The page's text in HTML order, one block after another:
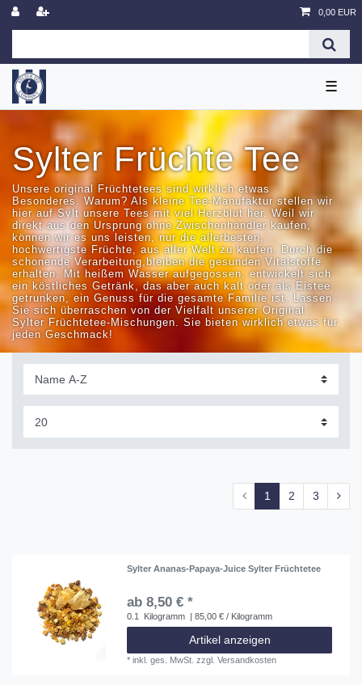
0,00 EUR
☰
Sylter Früchte Tee
Unsere original Früchtetees sind wirklich etwas
Besonderes. Warum? Als kleine Tee-Manufaktur stellen wir
hier auf Sylt unsere Tees mit viel Herzblut her. Weil wir
direkt aus den Ursprung ohne Zwischenhändler kaufen,
können wir es uns leisten, nur die allerbesten,
hochwertigste Früchte, aus aller Welt zu kaufen. Durch die
schonende Verarbeitung,bleiben die gesunden Vitalstoffe
erhalten. Mit heißem Wasser aufgegossen, entwickelt sich
ein köstliches Getränk, das aber auch kalt oder als Eistee
getrunken, ein Genuss für die gesamte Familie ist. Lassen
Sie sich überraschen von der Vielfalt unserer Original
Sylter Früchtetee-Mischungen. Sie bieten wirklich etwas für
jeden Geschmack!
1 2 3
Sylter Ananas-Papaya-Juice Sylter Früchtetee
ab 8,50 € *
0.1 Kilogramm | 85,00 € / Kilogramm
Artikel anzeigen
*inkl. ges. MwSt. zzgl.Versandkosten